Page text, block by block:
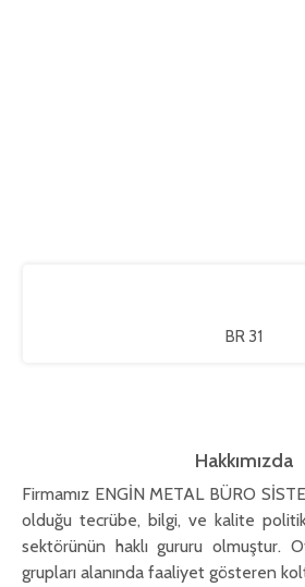
BR 31
Hakkımızda
Firmamız ENGİN METAL BÜRO
olduğu tecrübe, bilgi, ve kalite
sektörünün haklı gururu olmuştur.
grupları alanında faaliyet gösteren